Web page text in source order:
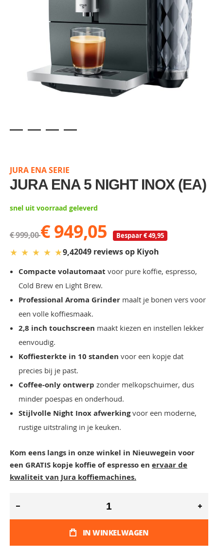
beginning
of
the
gallery
JURA ENA SERIE
JURA ENA 5 NIGHT INOX (EA)
snel uit voorraad geleverd
€ 999,00€ 949,05 Bespaar € 49,95
★ ★ ★ ★ ★9,42049 reviews op Kiyoh
Compacte volautomaat voor pure koffie, espresso,
Cold Brew en Light Brew.
Professional Aroma Grinder maalt je bonen vers voor
een volle koffiesmaak.
2,8 inch touchscreen maakt kiezen en instellen lekker
eenvoudig.
Koffiesterkte in 10 standen voor een kopje dat
precies bij je past.
Coffee-only ontwerp zonder melkopschuimer, dus
minder poespas en onderhoud.
Stijlvolle Night Inox afwerkingvoor een moderne,
rustige uitstraling in je keuken.
Kom eens langs in onze winkel in Nieuwegein voor
een GRATIS kopje koffie of espresso en ervaar de
kwaliteit van Jura koffiemachines.
IN WINKELWAGEN